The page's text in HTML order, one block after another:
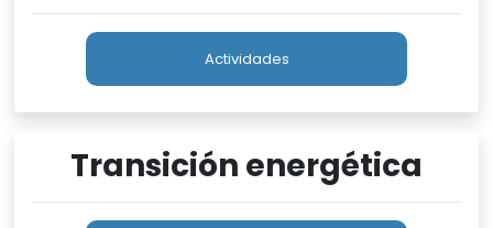
Actividades
Transición energética